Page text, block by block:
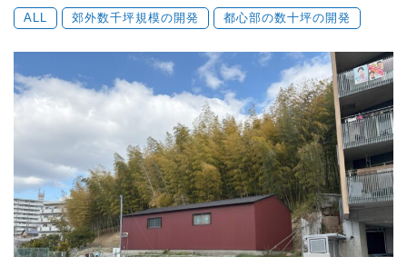
ALL 郊外数千坪規模の開発 都心部の数十坪の開発